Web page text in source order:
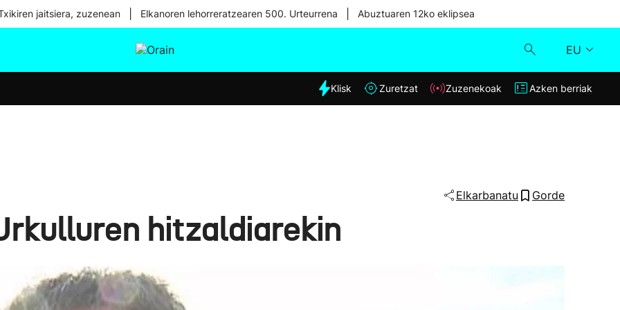
jaitsiera, zuzenean Elkanoren lehorreratzearen 500. Urteurrena Abuztuaren 12ko eklipsea
EU
Eguraldia
Klisk
Klisk Zuretzat Zuzenekoak Azken berriak
Elkarbanatu Gorde
hitzaldiarekin